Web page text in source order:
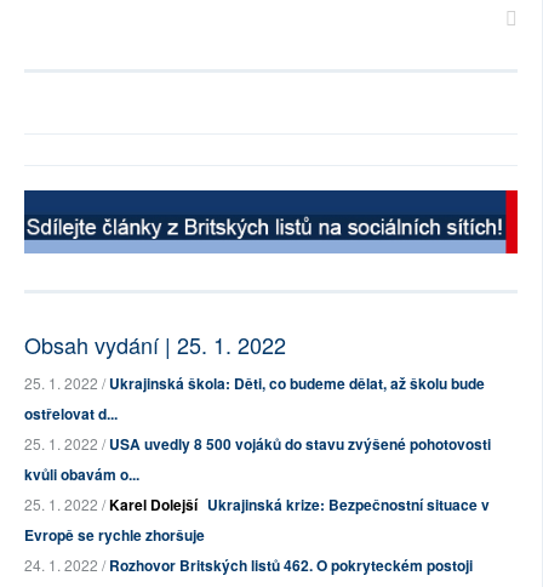
Obsah vydání | 25. 1. 2022
25. 1. 2022 /Ukrajinská škola: Děti, co budeme dělat, až školu bude
ostřelovat d...
25. 1. 2022 /USA uvedly 8 500 vojáků do stavu zvýšené pohotovosti
kvůli obavám o...
25. 1. 2022 /Karel Dolejší Ukrajinská krize: Bezpečnostní situace v
Evropě se rychle zhoršuje
24. 1. 2022 /Rozhovor Britských listů 462. O pokryteckém postoji